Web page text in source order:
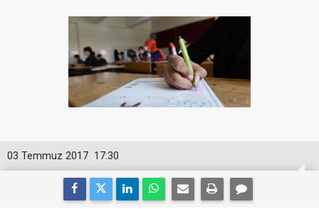
17:30
03 Temmuz 2017